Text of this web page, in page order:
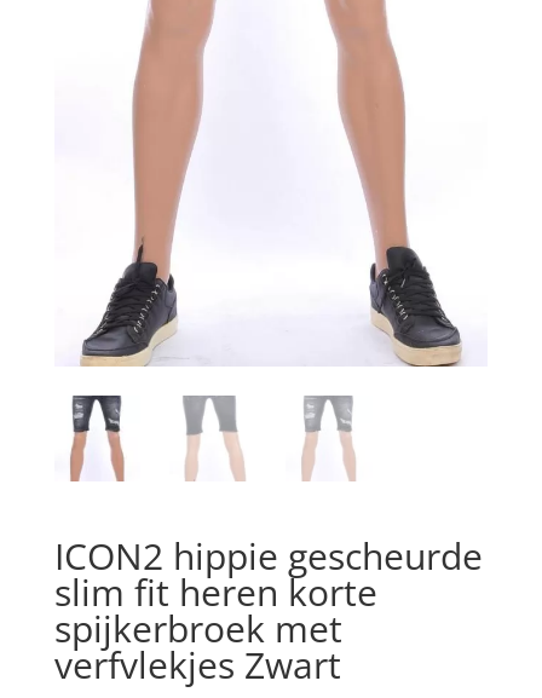
ICON2 hippie gescheurde
slim fit heren korte
spijkerbroek met
verfvlekjes Zwart